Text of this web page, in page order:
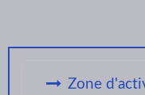
Zone